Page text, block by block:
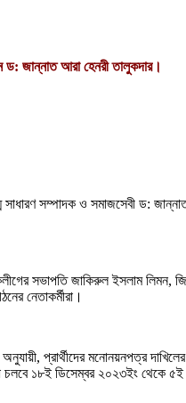
জান্নাত আরা হেনরী তালুকদার।
সম্পাদক ও সমাজসেবী ড:
সভাপতি জাকিরুল ইসলাম লিমন,
নেতাকর্মীরা।
প্রার্থীদের মনোনয়নপত্র
চলবে ১৮ই ডিসেম্বর ২০২৩ইং